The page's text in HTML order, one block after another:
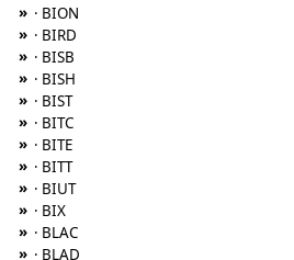
» · BION
» · BIRD
» · BISB
» · BISH
» · BIST
» · BITC
» · BITE
» · BITT
» · BIUT
» · BIX
» · BLAC
» · BLAD